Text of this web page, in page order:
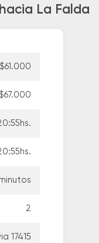
La Falda
$61.000
2
17415